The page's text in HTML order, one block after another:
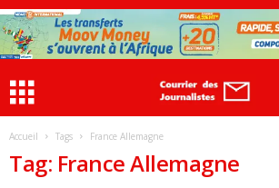
Accueil Tags France Allemagne
Tag: France Allemagne